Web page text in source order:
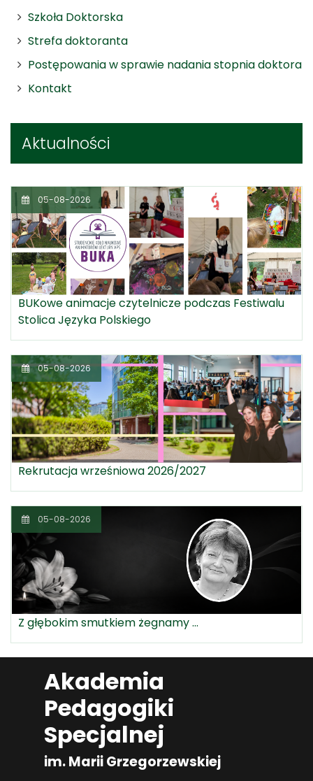
Szkoła Doktorska
Strefa doktoranta
Postępowania w sprawie nadania stopnia doktora
Kontakt
Aktualności
05-08-2026
BUKowe animacje czytelnicze podczas Festiwalu
Stolica Języka Polskiego
05-08-2026
Rekrutacja wrześniowa 2026/2027
05-08-2026
Z głębokim smutkiem żegnamy ...
Akademia
Pedagogiki
Specjalnej
im. Marii Grzegorzewskiej